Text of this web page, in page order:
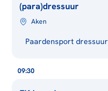
(para)dressuur
Aken
Paardensport dressuur
09:30